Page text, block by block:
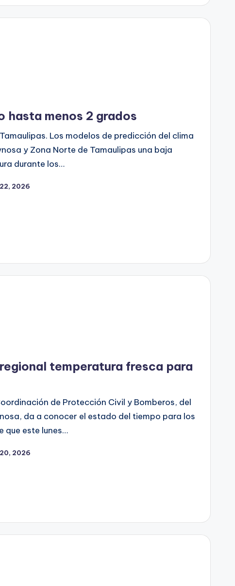
hasta menos 2 grados
Los modelos de predicción del clima
y Zona Norte de Tamaulipas una baja
durante los…
2026
temperatura fresca para
de Protección Civil y Bomberos, del
da a conocer el estado del tiempo para los
que este lunes…
2026